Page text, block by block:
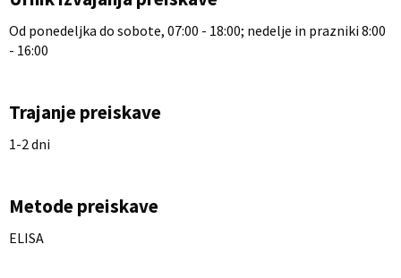
Od ponedeljka do sobote, 07:00 - 18:00; nedelje in prazniki 8:00
- 16:00
Trajanje preiskave
1-2 dni
Metode preiskave
ELISA